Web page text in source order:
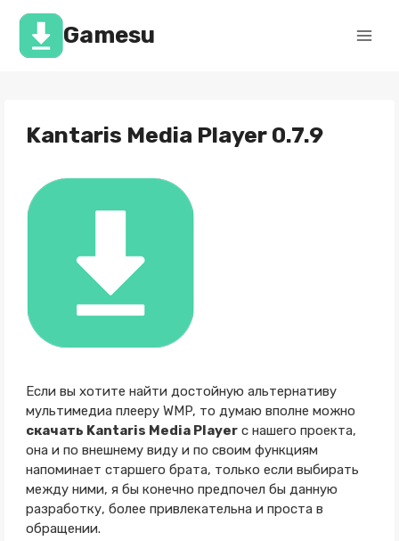
Перейти
содержимомуGamesu
Kantaris Media Player 0.7.9
Если вы хотите найти достойную альтернативу
мультимедиа плееру WMP, то думаю вполне можно
скачать Kantaris Media Playerс нашего проекта,
она и по внешнему виду и по своим функциям
напоминает старшего брата, только если выбирать
между ними, я бы конечно предпочел бы данную
разработку, более привлекательна и проста в
обращении.